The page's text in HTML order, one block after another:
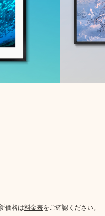
価格は料金表をご確認ください。